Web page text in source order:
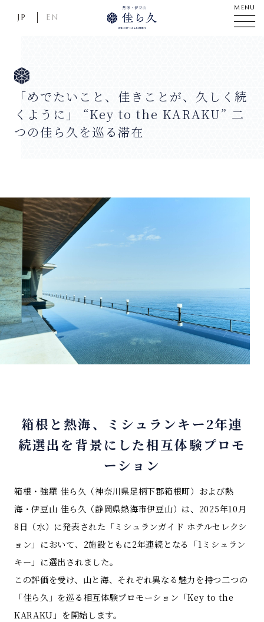
JP EN
MENU
「めでたいこと、佳きことが、久しく続
くように」 “Key to the KARAKU” 二
つの佳ら久を巡る滞在
箱根と熱海、ミシュランキー2年連
続選出を背景にした相互体験プロモ
ーション
箱根・強羅 佳ら久（神奈川県足柄下郡箱根町）および熱
海・伊豆山 佳ら久（静岡県熱海市伊豆山）は、2025年10月
8日（水）に発表された「ミシュランガイド ホテルセレクシ
ョン」において、2施設ともに2年連続となる「1ミシュラン
キー」に選出されました。
この評価を受け、山と海、それぞれ異なる魅力を持つ二つの
「佳ら久」を巡る相互体験プロモーション「Key to the
KARAKU」を開始します。